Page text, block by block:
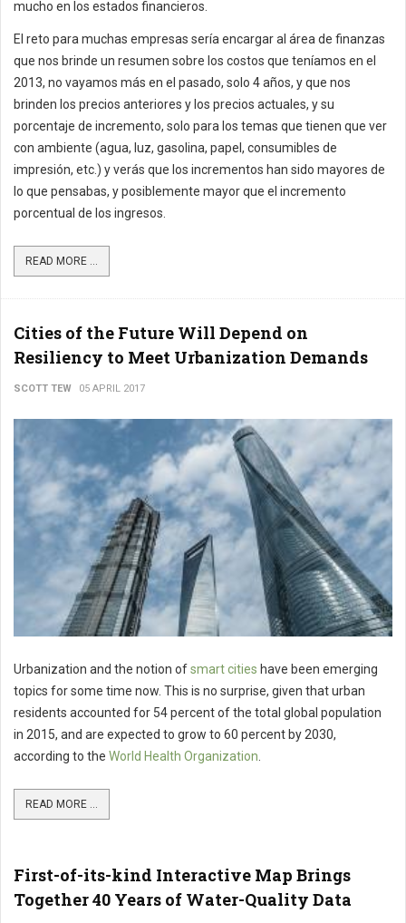
mucho en los estados financieros.
El reto para muchas empresas sería encargar al área de finanzas
que nos brinde un resumen sobre los costos que teníamos en el
2013, no vayamos más en el pasado, solo 4 años, y que nos
brinden los precios anteriores y los precios actuales, y su
porcentaje de incremento, solo para los temas que tienen que ver
con ambiente (agua, luz, gasolina, papel, consumibles de
impresión, etc.) y verás que los incrementos han sido mayores de
lo que pensabas, y posiblemente mayor que el incremento
porcentual de los ingresos.
READ MORE ...
Cities of the Future Will Depend on
Resiliency to Meet Urbanization Demands
SCOTT TEW 05 APRIL 2017
Urbanization and the notion ofsmart cities have been emerging
topics for some time now. This is no surprise, given that urban
residents accounted for 54 percent of the total global population
in 2015, and are expected to grow to 60 percent by 2030,
according to the World Health Organization
READ MORE ...
First-of-its-kind Interactive Map Brings
Together 40 Years of Water-Quality Data